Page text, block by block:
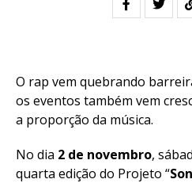
O rap vem quebrando
os eventos também vem
a proporção da música.
No dia 2 de novembro,
quarta edição do Projeto “